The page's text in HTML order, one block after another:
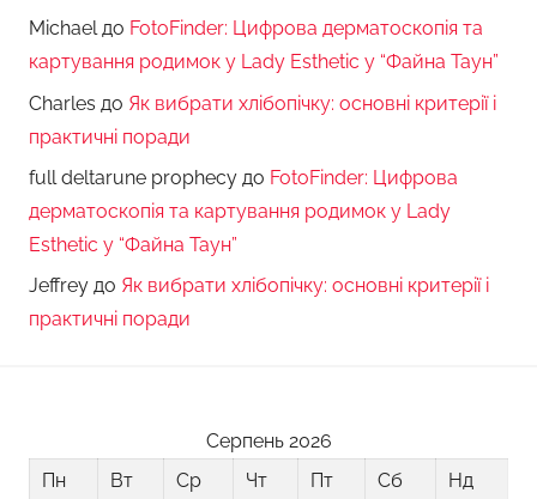
Michaelдо FotoFinder: Цифрова дерматоскопія та
картування родимок у Lady Esthetic у “Файна Таун”
Charles до Як вибрати хлібопічку: основні критерії і
практичні поради
full deltarune prophecy до FotoFinder: Цифрова
дерматоскопія та картування родимок у Lady
Esthetic у “Файна Таун”
Jeffrey до Як вибрати хлібопічку: основні критерії і
практичні поради
Серпень 2026
Пн
Вт Ср Чт Пт Сб
Нд